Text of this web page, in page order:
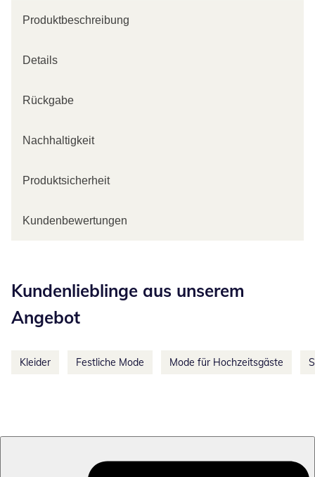
Produktbeschreibung
Details
Rückgabe
Nachhaltigkeit
Produktsicherheit
Kundenbewertungen
Kundenlieblinge aus unserem
Angebot
Kleider Festliche Mode Mode für Hochzeitsgäste